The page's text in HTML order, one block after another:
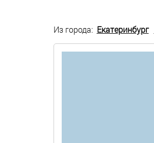
Из города: Екатеринбург